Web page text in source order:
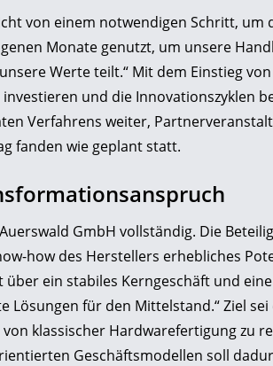
von einem notwendigen Schritt, um
Monate genutzt, um unsere
Werte teilt.“ Mit dem Einstieg
und die Innovationszyklen
Verfahrens weiter,
fanden wie geplant statt.
GmbH vollständig. Die
how des Herstellers erhebliches
über ein stabiles Kerngeschäft und
Lösungen für den Mittelstand.“ Ziel
klassischer Hardwarefertigung zu
Geschäftsmodellen soll